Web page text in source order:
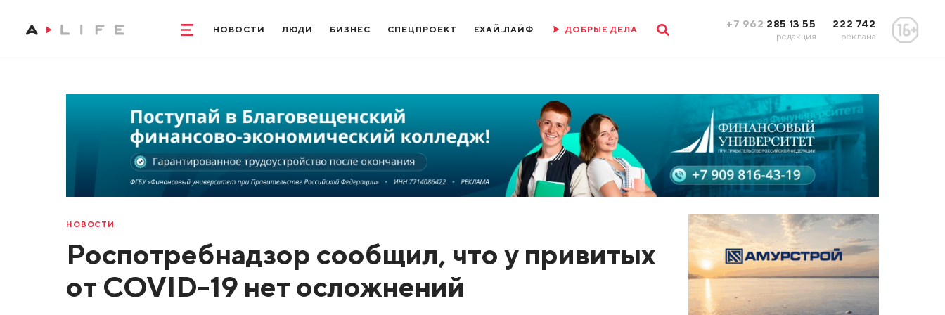
НОВОСТИ ЛЮДИ БИЗНЕС СПЕЦПРОЕКТ ЕХАЙ.ЛАЙФ ДОБРЫЕ ДЕЛА +7 962 285 13 55
редакция
222 742
реклама
НОВОСТИ
Роспотребнадзор сообщил, что у привитых
от COVID-19 нет осложнений